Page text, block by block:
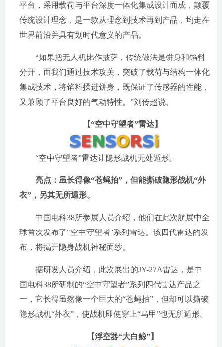
平台，采用载荷与平台深度一体化集成设计而成，颠覆
传统设计理念，是一款从理念到技术再到产品，均走在
世界前沿并具有划时代意义的产品。
“如果把无人机比作披萨，传统做法是饼身和馅料
分开，而我们通过技术攻关，突破了载荷与结构一体化
集成技术，将馅料揉进饼身，既保证了传感器的性能，
又兼顾了平台良好的气动特性。”刘传超说。
【“空中守望者”雷达】
“空中守望者”雷达让隐形战机无处遁形。
亮点：虽长得像“苍蝇拍”，但能撕破隐形战机“外
衣”，另其无所遁形。
中国电科38所参展人员介绍，他们在此次航展中全
球首次发布了“空中守望者”系列雷达。该四代雷达的发
布，将揭开隐身战机神秘面纱。
据研发人员介绍，此次展出的JY-27A雷达，是中
国电科38所研制的“空中守望者”系列四代雷达产品之
一，它长得虽然像一个巨大的“苍蝇拍”，但却可以撕破
隐形战机“外衣”，使战机即使穿上“马甲”也无所遁形。
【浮空器“大白鲸”】